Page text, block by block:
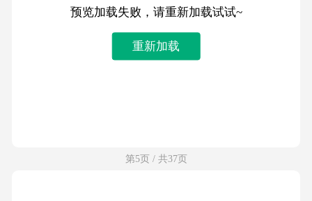
预览加载失败，请重新加载试试~
重新加载
第5页 / 共37页